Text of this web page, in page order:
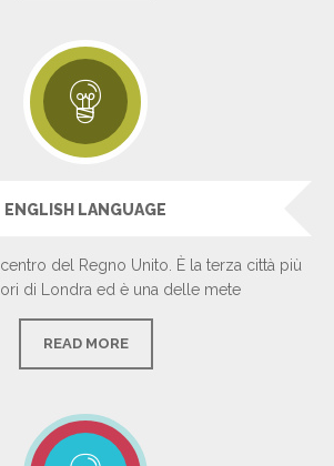
ENGLISH LANGUAGE
centro del Regno Unito. È la terza città più
di Londra ed è una delle mete
READ MORE